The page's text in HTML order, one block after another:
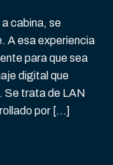
a cabina, se
A esa experiencia
para que sea
digital que
Se trata de LAN
por […]